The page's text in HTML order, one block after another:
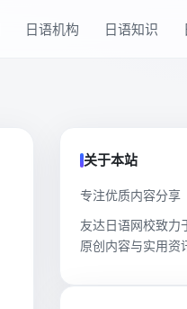
日语机构 日语知识
关于本站
专注优质内容分享
友达日语网校致力
原创内容与实用资